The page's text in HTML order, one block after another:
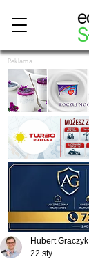
Reklama
Hubert Graczyk
22 sty